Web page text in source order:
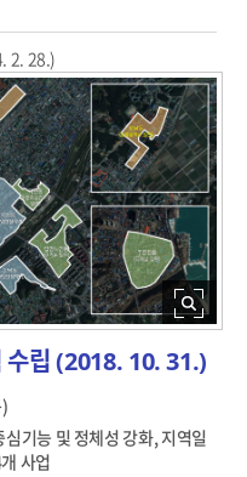
2. 28.)
수립 (2018. 10. 31.)
기능 및 정체성 강화, 지역일
사업